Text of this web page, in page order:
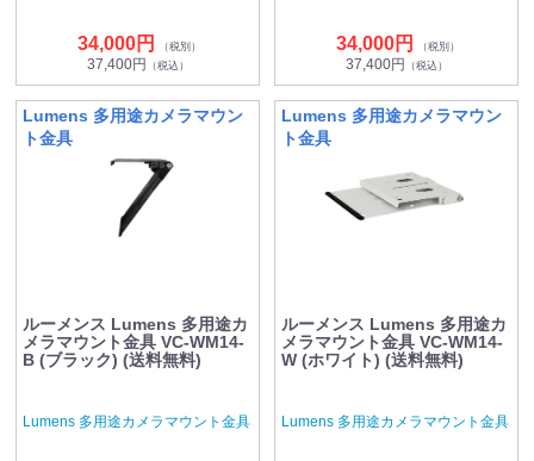
34,000円 （税別）
37,400円 （税込）
34,000円 （税別）
37,400円 （税込）
Lumens 多用途カメラマウン
ト金具
ルーメンス Lumens 多用途カ
メラマウント金具 VC-WM14-
B (ブラック) (送料無料)
Lumens 多用途カメラマウント金具
Lumens 多用途カメラマウン
ト金具
ルーメンス Lumens 多用途カ
メラマウント金具 VC-WM14-
W (ホワイト) (送料無料)
Lumens 多用途カメラマウント金具